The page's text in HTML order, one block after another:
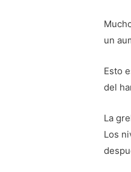
un
Esto
del
La
Los